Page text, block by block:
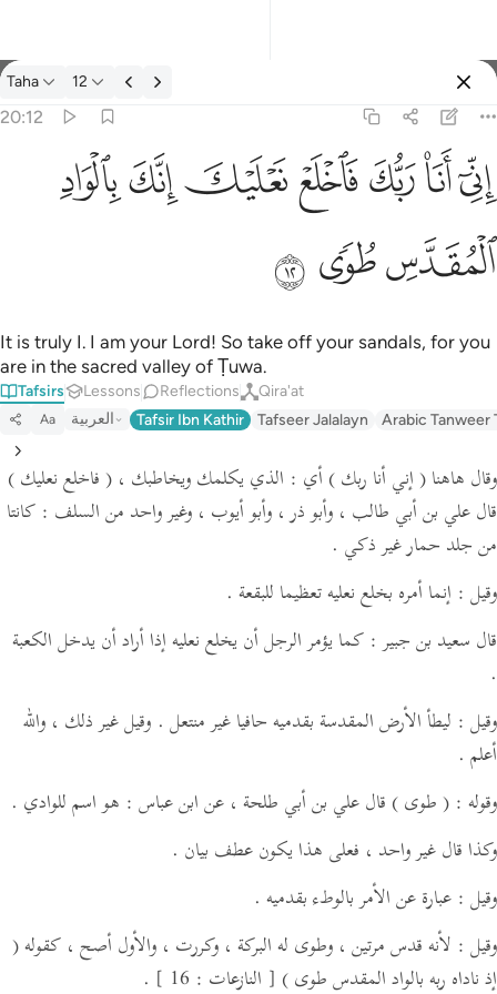
Tafsir: Taha 20:12
Taha 12
20:12
اني انا ربك فاخلع نعليك انك بالواد المقدس طوى ١٢
إِنِّىٓ أَنَا۠ رَبُّكَ فَٱخْلَعْ نَعْلَيْكَ ۖ إِنَّكَ بِٱلْوَادِ ٱلْمُقَدَّسِ طُوًۭى ١٢
ﲺﲻﲼﲽﲾﲿﳀ
ﳁﳂ ﳃ
It is truly I. I am your Lord! So take off your sandals, for you
are in the sacred valley of Ṭuwa.
Tafsirs Lessons Reflections Qira'at
Aa العربية Tafsir Ibn Kathir Tafseer Jalalayn Arabic Tanweer
وقال هاهنا ( إني أنا ربك ) أي : الذي يكلمك ويخاطبك ، ( فاخلع نعليك )
قال علي بن أبي طالب ، وأبو ذر ، وأبو أيوب ، وغير واحد من السلف : كانتا
من جلد حمار غير ذكي .
وقيل : إنما أمره بخلع نعليه تعظيما للبقعة .
قال سعيد بن جبير : كما يؤمر الرجل أن يخلع نعليه إذا أراد أن يدخل الكعبة
.
وقيل : ليطأ الأرض المقدسة بقدميه حافيا غير منتعل . وقيل غير ذلك ، والله
أعلم .
وقوله : ( طوى ) قال علي بن أبي طلحة ، عن ابن عباس : هو اسم للوادي .
وكذا قال غير واحد ، فعلى هذا يكون عطف بيان .
وقيل : عبارة عن الأمر بالوطء بقدميه .
وقيل : لأنه قدس مرتين ، وطوى له البركة ، وكررت ، والأول أصح ، كقوله(
إذ ناداه ربه بالواد المقدس طوى ) [ النازعات : 16 ] .